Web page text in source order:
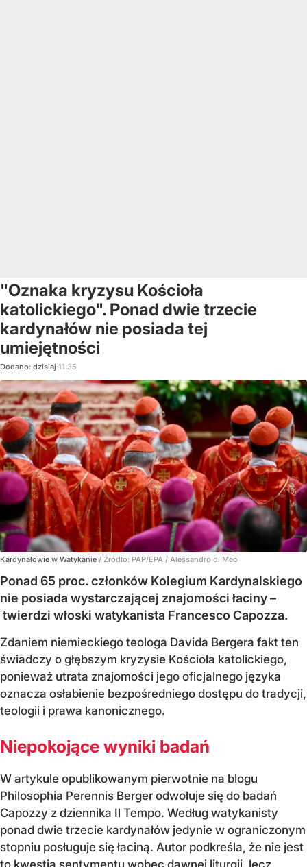
"Oznaka kryzysu Kościoła
katolickiego". Ponad dwie trzecie
kardynałów nie posiada tej
umiejętności
Dodano: dzisiaj 11:35
Kardynałowie w Watykanie / Źródło: PAP/EPA / Alessandro di Meo
Ponad 65 proc. członków Kolegium Kardynalskiego
nie posiada wystarczającej znajomości łaciny –
twierdzi włoski watykanista Francesco Capozza.
Zdaniem niemieckiego teologa Davida Bergera fakt ten
świadczy o głębszym kryzysie Kościoła katolickiego,
ponieważ utrata znajomości jego oficjalnego języka
oznacza osłabienie bezpośredniego dostępu do tradycji,
teologii i prawa kanonicznego.
Niepokojące wyniki badań
W artykule opublikowanym pierwotnie na blogu
Philosophia Perennis Berger odwołuje się do badań
Capozzy z dziennika Il Tempo. Według watykanisty
ponad dwie trzecie kardynałów jedynie w ograniczonym
stopniu posługuje się łaciną. Autor podkreśla, że nie jest